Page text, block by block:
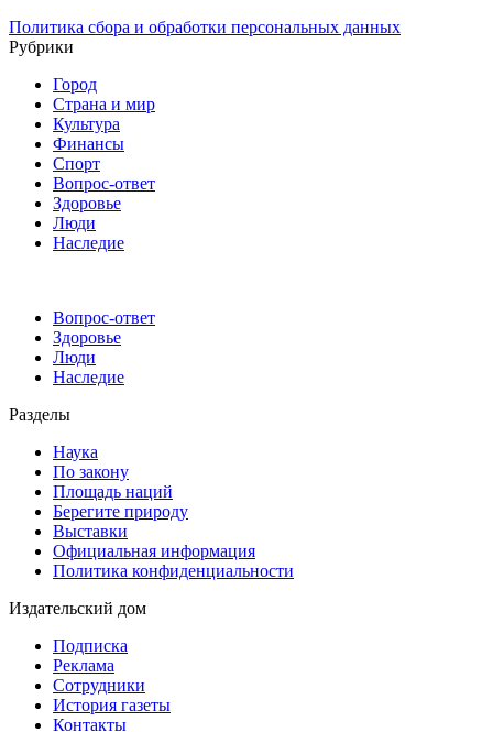
Политика сбора и обработки персональных данных
Рубрики
Город
Страна и мир
Культура
Финансы
Спорт
Вопрос-ответ
Здоровье
Люди
Наследие
Вопрос-ответ
Здоровье
Люди
Наследие
Разделы
Наука
По закону
Площадь наций
Берегите природу
Выставки
Официальная информация
Политика конфиденциальности
Издательский дом
Подписка
Реклама
Сотрудники
История газеты
Контакты